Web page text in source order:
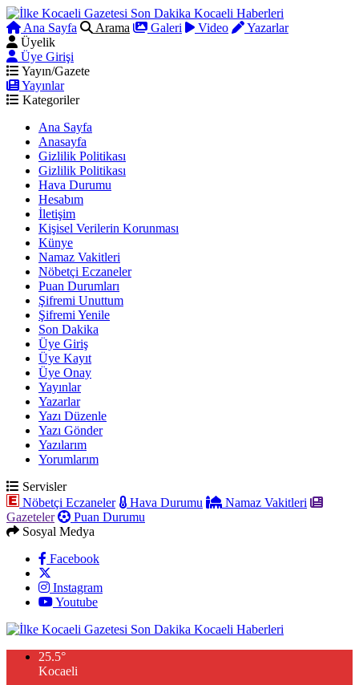
Ana Sayfa Arama Galeri Video
Yazarlar
Üyelik
Üye Girişi
Yayın/Gazete
Yayınlar
Kategoriler
Ana Sayfa
Anasayfa
Gizlilik Politikası
Gizlilik Politikası
Hava Durumu
Hesabım
İletişim
Kişisel Verilerin Korunması
Künye
Namaz Vakitleri
Nöbetçi Eczaneler
Puan Durumları
Şifremi Unuttum
Şifremi Yenile
Son Dakika
Üye Giriş
Üye Kayıt
Üye Onay
Yayınlar
Yazarlar
Yazı Düzenle
Yazı Gönder
Yazılarım
Yorumlarım
Servisler
Nöbetçi Eczaneler
Hava Durumu
Namaz Vakitleri
Gazeteler
Puan Durumu
Sosyal Medya
Facebook
Instagram
Youtube
25.5°
Kocaeli